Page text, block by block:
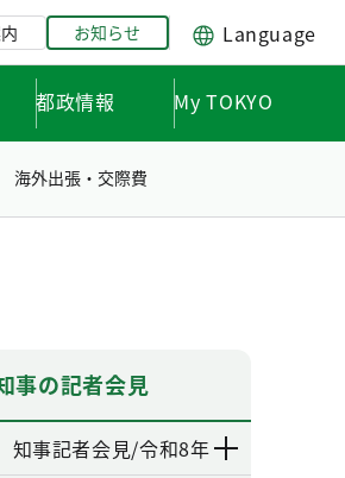
お知らせ Language
都政情報 My TOKYO
海外出張・交際費
事の記者会見
知事記者会見/令和8年